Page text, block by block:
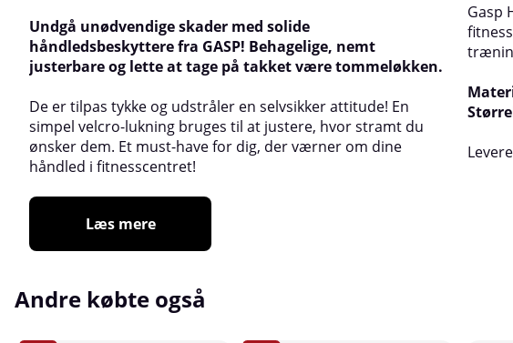
Undgå unødvendige skader med solide
håndledsbeskyttere fra GASP! Behagelige, nemt
justerbare og lette at tage på takket være tommeløkken.
De er tilpas tykke og udstråler en selvsikker attitude! En
simpel velcro-lukning bruges til at justere, hvor stramt du
ønsker dem. Et must-have for dig, der værner om dine
håndled i fitnesscentret!
Gasp
Læs mere
Andre købte også